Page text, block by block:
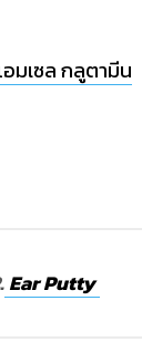
มเซล กลูตามีน
Ear Putty